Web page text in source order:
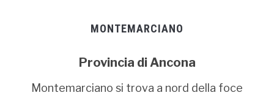
MONTEMARCIANO
Provincia di Ancona
Montemarciano si trova a nord della foce